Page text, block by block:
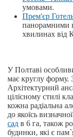
умовами.
Прем'єр
панорамними
хвилинах від
У Полтаві
має круглу форму.
Архітектурний
цілісному стилі
кожна радіальна
до якоїсь
сад в 6 га, також
будинки, які є